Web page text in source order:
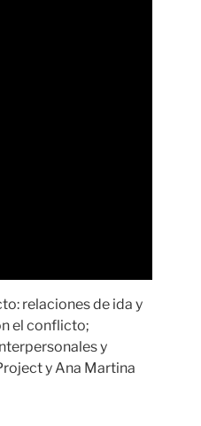
relaciones de ida y
el conflicto;
y
y Ana Martina